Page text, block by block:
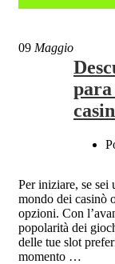
09 Maggio
para
Per iniziare, se sei
mondo dei casinò
opzioni. Con
popolarità dei
delle tue slot
momento …